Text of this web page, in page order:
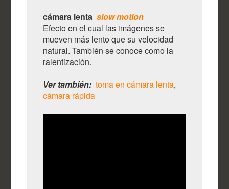
cámara lenta slow motion
Efecto en el cual las imágenes se
mueven más lento que su velocidad
natural. También se conoce como la
ralentización.
Ver también: toma en cámara lenta,
cámara rápida